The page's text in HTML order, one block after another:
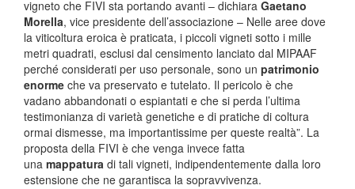
vigneto che FIVI sta portando avanti – dichiara Gaetano
Morella, vice presidente dell’associazione – Nelle aree dove
la viticoltura eroica è praticata, i piccoli vigneti sotto i mille
metri quadrati, esclusi dal censimento lanciato dal MIPAAF
perché considerati per uso personale, sono un patrimonio
enorme che va preservato e tutelato. Il pericolo è che
vadano abbandonati o espiantati e che si perda l’ultima
testimonianza di varietà genetiche e di pratiche di coltura
ormai dismesse, ma importantissime per queste realtà”. La
proposta della FIVI è che venga invece fatta
una mappatura di tali vigneti, indipendentemente dalla loro
estensione che ne garantisca la sopravvivenza.